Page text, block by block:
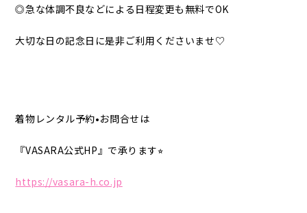
◎急な体調不良などによる日程変更も無料でOK
大切な日の記念日に是非ご利用くださいませ♡
着物レンタル予約•お問合せは
『VASARA公式HP』で承ります⭐︎
https://vasara-h.co.jp